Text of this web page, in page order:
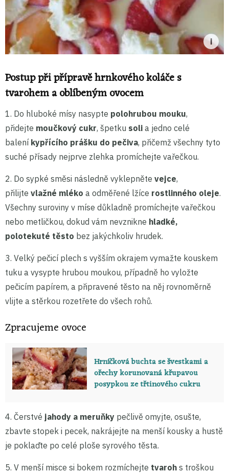
Postup při přípravě hrnkového koláče s
tvarohem a oblíbeným ovocem
1. Do hluboké mísy nasypte polohrubou mouku,
přidejte moučkový cukr, špetku soli a jedno celé
balení kypřícího prášku do pečiva, přičemž všechny tyto
suché přísady nejprve zlehka promíchejte vařečkou.
2. Do sypké směsi následně vyklepněte vejce,
přilijte vlažné mléko a odměřené lžíce rostlinného oleje.
Všechny suroviny v míse důkladně promíchejte vařečkou
nebo metličkou, dokud vám nevznikne hladké,
polotekuté těsto bez jakýchkoliv hrudek.
3. Velký pečicí plech s vyšším okrajem vymažte kouskem
tuku a vysypte hrubou moukou, případně ho vyložte
pečicím papírem, a připravené těsto na něj rovnoměrně
vlijte a stěrkou rozetřete do všech rohů.
Zpracujeme ovoce
Hrníčková buchta se švestkami a
ořechy korunovaná křupavou
posypkou ze třtinového cukru
4. Čerstvé jahody a meruňky pečlivě omyjte, osušte,
zbavte stopek i pecek, nakrájejte na menší kousky a hustě
je poklaďte po celé ploše syrového těsta.
5. V menší misce si bokem rozmíchejte tvaroh s troškou